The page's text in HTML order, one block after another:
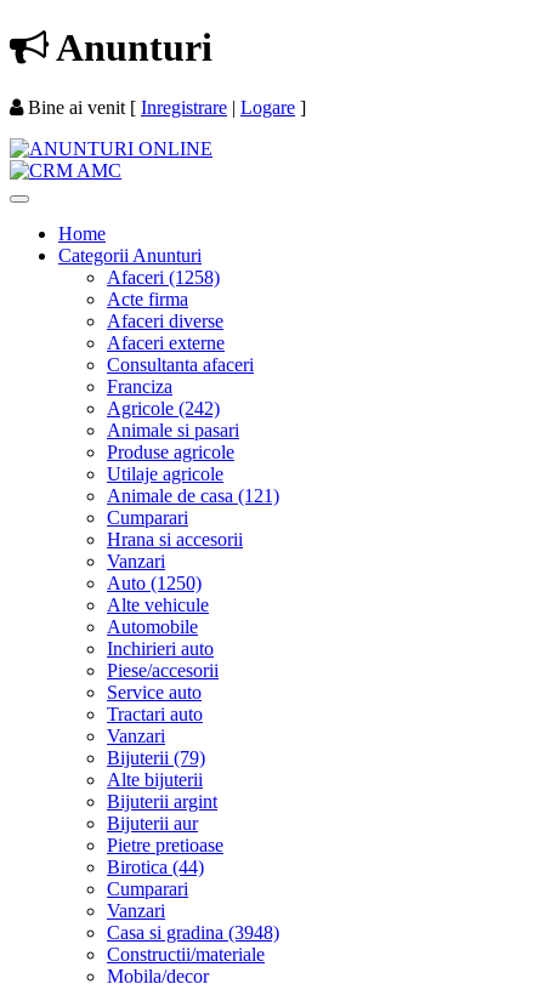
Anunturi
Bine ai venit [ Inregistrare | Logare ]
Home
Categorii Anunturi
Afaceri (1258)
Acte firma
Afaceri diverse
Afaceri externe
Consultanta afaceri
Franciza
Agricole (242)
Animale si pasari
Produse agricole
Utilaje agricole
Animale de casa (121)
Cumparari
Hrana si accesorii
Vanzari
Auto (1250)
Alte vehicule
Automobile
Inchirieri auto
Piese/accesorii
Service auto
Tractari auto
Vanzari
Bijuterii (79)
Alte bijuterii
Bijuterii argint
Bijuterii aur
Pietre pretioase
Birotica (44)
Cumparari
Vanzari
Casa si gradina (3948)
Constructii/materiale
Mobila/decor